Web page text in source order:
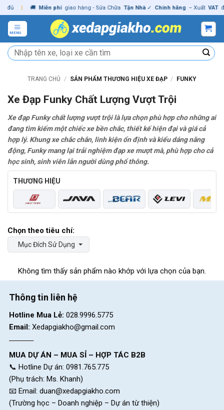
Skip
to
content
🚚 Miễn phí giao hàng - Sửa Chữa Tận Nhà ✓ Chính hãng – Xuất VAT đầy đủ
MENU
Tìm
kiếm:
TRANG CHỦ / SẢN PHẨM THƯƠNG HIỆU XE ĐẠP / FUNKY
Xe Đạp Funky Chất Lượng Vượt Trội
Xe đạp Funky chất lượng vượt trội là lựa chọn phù hợp cho những ai
đang tìm kiếm một chiếc xe bền chắc, thiết kế hiện đại và giá cả
hợp lý. Khung xe chắc chắn, linh kiện ổn định và kiểu dáng năng
động, Funky mang lại trải nghiệm đạp xe mượt mà, phù hợp cho cả
học sinh, sinh viên lẫn người dùng phổ thông.
THƯƠNG HIỆU
Mục Đích Sử Dụng
Không tìm thấy sản phẩm nào khớp với lựa chọn của bạn.
Thông tin liên hệ
Hotline Mua Lẻ: 028.9996.5775
Email: Xedapgiakho@gmail.com
MUA DỰ ÁN – MUA SỈ – HỢP TÁC B2B
📞 Hotline Dự án: 0981.765.775
(Phụ trách: Ms. Khanh)
📧 Email: duan@xedapgiakho.com
(Trường học – Doanh nghiệp – Dự án từ thiện)